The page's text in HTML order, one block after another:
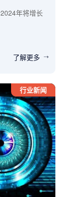
年将增长
了解更多
行业新闻